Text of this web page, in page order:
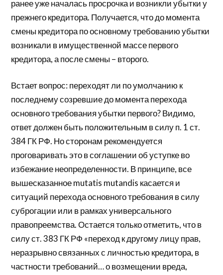
ранее уже началась просрочка и возникли убытки у
прежнего кредитора. Получается, что до момента
смены кредитора по основному требованию убытки
возникали в имущественной массе первого
кредитора, а после смены – второго.
Встает вопрос: переходят ли по умолчанию к
последнему созревшие до момента перехода
основного требования убытки первого? Видимо,
ответ должен быть положительным в силу п. 1 ст.
384 ГК РФ. Но сторонам рекомендуется
проговаривать это в соглашении об уступке во
избежание неопределенности. В принципе, все
вышесказанное mutatis mutandis касается и
ситуаций перехода основного требования в силу
суброгации или в рамках универсального
правопреемства. Остается только отметить, что в
силу ст. 383 ГК РФ «переход к другому лицу прав,
неразрывно связанных с личностью кредитора, в
частности требований… о возмещении вреда,